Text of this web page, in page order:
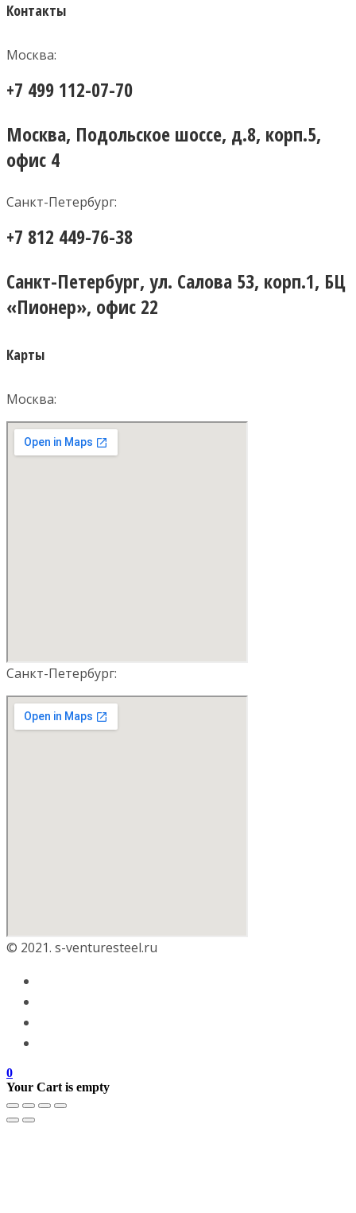
Контакты
Москва:
+7 499 112-07-70
Москва, Подольское шоссе, д.8, корп.5,
офис 4
Санкт-Петербург:
+7 812 449-76-38
Санкт-Петербург, ул. Салова 53, корп.1, БЦ
«Пионер», офис 22
Карты
Москва:
Санкт-Петербург:
© 2021. s-venturesteel.ru
0
Your Cart is empty